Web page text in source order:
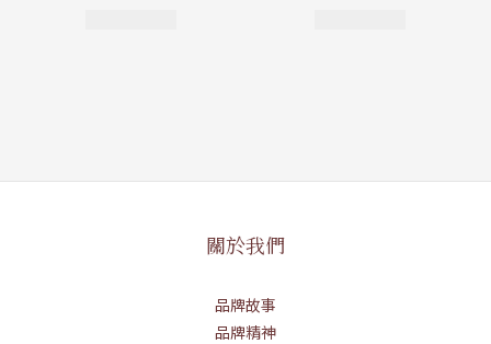
關於我們
品牌故事
品牌精神